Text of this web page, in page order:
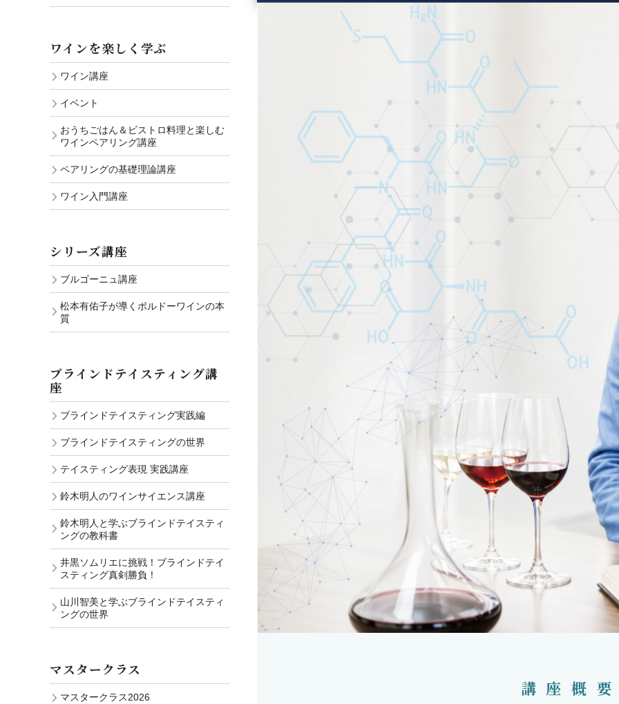
講 座 概 要
ワインを楽しく学ぶ
ワイン講座
イベント
おうちごはん＆ビストロ料理と楽しむ
ワインペアリング講座
ペアリングの基礎理論講座
ワイン入門講座
シリーズ講座
ブルゴーニュ講座
松本有佑子が導くボルドーワインの本
質
ブラインドテイスティング講
座
ブラインドテイスティング実践編
ブラインドテイスティングの世界
テイスティング表現 実践講座
鈴木明人のワインサイエンス講座
鈴木明人と学ぶブラインドテイスティ
ングの教科書
井黒ソムリエに挑戦！ブラインドテイ
スティング真剣勝負！
山川智美と学ぶブラインドテイスティ
ングの世界
マスタークラス
マスタークラス2026